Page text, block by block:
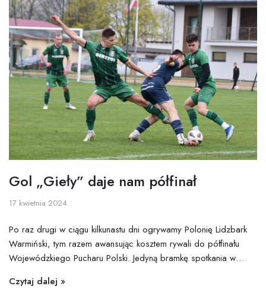
Gol „Gieły” daje nam półfinał
17 kwietnia 2024
Po raz drugi w ciągu kilkunastu dni ogrywamy Polonię Lidzbark
Warmiński, tym razem awansując kosztem rywali do półfinału
Wojewódzkiego Pucharu Polski. Jedyną bramkę spotkania w…
Czytaj dalej »